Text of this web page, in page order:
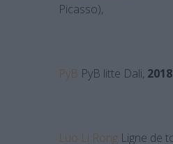
Picasso),
PyB PyB litte Dali, 2018
Luo Li Rong Ligne de